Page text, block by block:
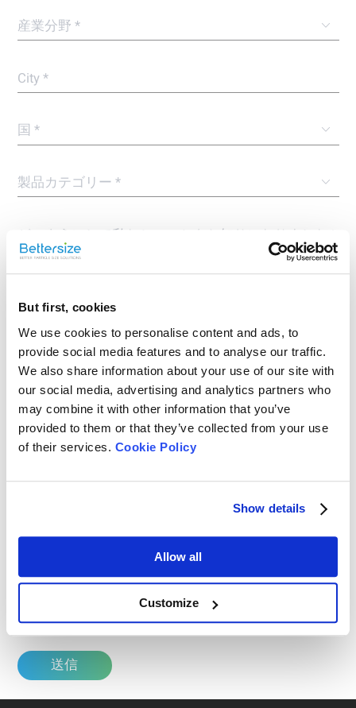
But first, cookies
We use cookies to personalise content and ads, to
provide social media features and to analyse our traffic.
We also share information about your use of our site with
our social media, advertising and analytics partners who
may combine it with other information that you’ve
provided to them or that they’ve collected from your use
of their services. Cookie Policy
Show details
Allow all
Customize
皆様から頂きました個人情報は、技術情報の配信及
び、イベント（展示会、ニュースレターなど）のお
知らせ以外の目的には使用いたしません。ご提供い
ただいた個人情報は、第三者に開示することはあり
ません。お客様はいつでも個人情報の取扱いの同意
Bettersize Instruments社からご連絡させていただ
くことに同意します。
privacy policyof the Bettersize
Instruments Ltd.*
送信